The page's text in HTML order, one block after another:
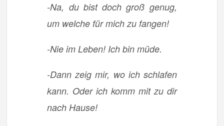
-Na, du bist doch groß genug,
um welche für mich zu fangen!
-Nie im Leben! Ich bin müde.
-Dann zeig mir, wo ich schlafen
kann. Oder ich komm mit zu dir
nach Hause!